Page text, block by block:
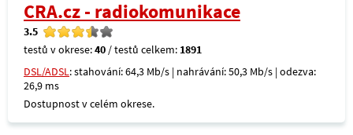
CRA.cz - radiokomunikace
3.5
testů v okrese:40 / testů celkem: 1891
DSL/ADSL: stahování: 64,3 Mb/s | nahrávání: 50,3 Mb/s | odezva:
26,9 ms
Dostupnost v celém okrese.